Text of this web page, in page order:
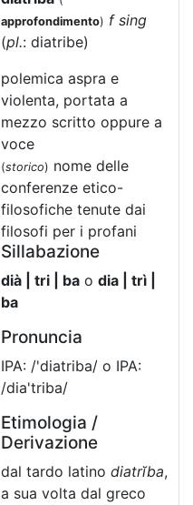
approfondimento) f sing
(pl.: diatribe)
polemica aspra e
violenta, portata a
mezzo scritto oppure a
voce
(storico) nome delle
conferenze etico-
filosofiche tenute dai
filosofi per i profani
Sillabazione
dià | tri | ba o dia | trì |
ba
Pronuncia
IPA: /'diatriba/ o IPA:
/dia'triba/
Etimologia /
Derivazione
dal tardo latino diatrĭba,
a sua volta dal greco